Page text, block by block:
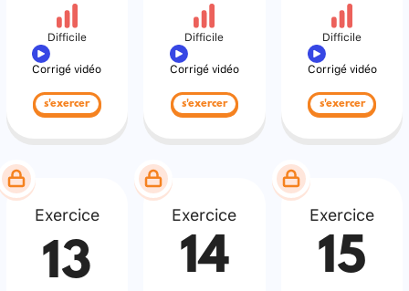
Difficile
Corrigé vidéo
s'exercer
Difficile
Corrigé vidéo
s'exercer
Difficile
Corrigé vidéo
s'exercer
Exercice
13
Exercice
14
Exercice
15